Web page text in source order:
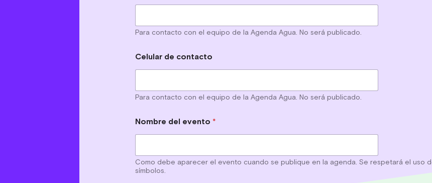
Para contacto con el equipo de la Agenda Agua. No será publicado.
Celular de contacto
Para contacto con el equipo de la Agenda Agua. No será publicado.
Nombre del evento *
Como debe aparecer el evento cuando se publique en la agenda. Se respetará el uso
símbolos.